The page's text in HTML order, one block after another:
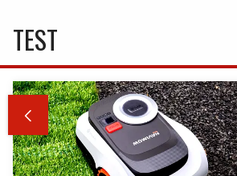
TEST
